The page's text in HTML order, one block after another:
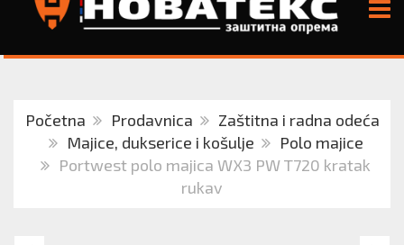
Početna Prodavnica
Zaštitna i radna odeća
Majice, dukserice i košulje
Polo majice
Portwest polo majica WX3 PW T720 kratak
rukav